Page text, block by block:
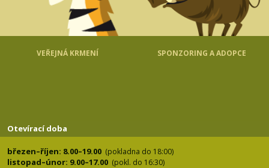
VEŘEJNÁ KRMENÍ SPONZORING A ADOPCE
Otevírací doba
březen–říjen: 8.00–19.00 (pokladna do 18:00)
listopad–únor: 9.00–17.00 (pokl. do 16:30)